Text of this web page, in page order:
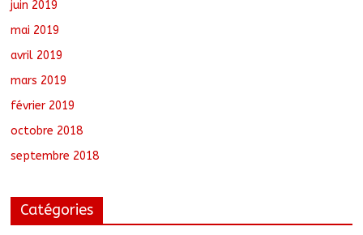
juin 2019
mai 2019
avril 2019
mars 2019
février 2019
octobre 2018
septembre 2018
Catégories